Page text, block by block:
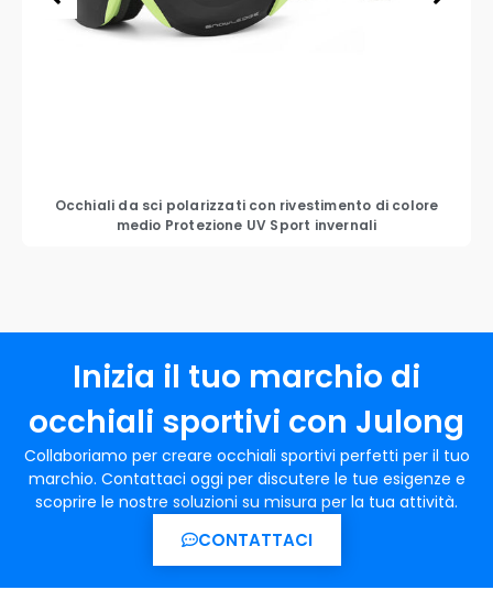
Occhiali da sci polarizzati con rivestimento di colore
medio Protezione UV Sport invernali
Inizia il tuo marchio di
occhiali sportivi con Julong
Collaboriamo per creare occhiali sportivi perfetti per il tuo
marchio. Contattaci oggi per discutere le tue esigenze e
scoprire le nostre soluzioni su misura per la tua attività.
CONTATTACI